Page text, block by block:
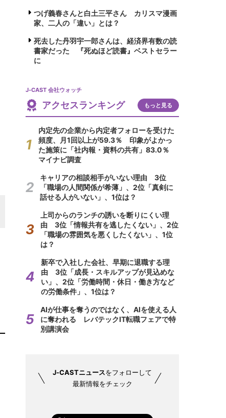
つげ義春さんと白土三平さん カリスマ漫画
家、二人の「違い」とは？
死去した丹羽宇一郎さんは、経済界有数の読
書家だった 『死ぬほど読書』ベストセラー
に
J-CAST 会社ウォッチ
アクセスランキング もっと見る
内定先の企業から内定者フォローを受けた
頻度、月1回以上が59.3％ 印象がよかっ
た施策に「社内報・資料の共有」83.0％
マイナビ調査
キャリアの相談相手がいない理由 3位
「職場の人間関係が希薄」、2位「真剣に
話せる人がいない」、1位は？
上司からのランチの誘いを断りにくい理
由 3位「情報共有を逃したくない」、2位
「職場の雰囲気を悪くしたくない」、1位
は？
新卒で入社した会社、早期に退職する理
由 3位「成長・スキルアップが見込めな
い」、2位「労働時間・休日・働き方など
の労働条件」、1位は？
AIが仕事を奪うのではなく、AIを使える人
に奪われる レバテックIT転職フェアで特
別講演会
J-CASTニュースをフォローして
最新情報をチェック